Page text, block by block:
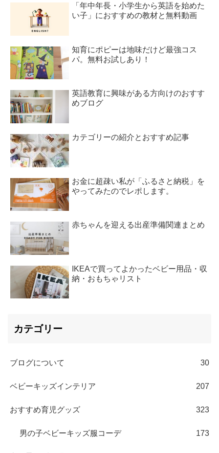
「年中年長・小学生から英語を始めた
い子」におすすめの教材と無料動画
知育にポピーは地味だけど最強コス
パ。無料お試しあり！
英語教育に興味がある方向けのおすす
めブログ
カテゴリーの紹介とおすすめ記事
お金に超疎い私が「ふるさと納税」を
やってみたのでレポします。
赤ちゃんを迎える出産準備関連まとめ
IKEAで買ってよかったベビー用品・収
納・おもちゃリスト
カテゴリー
ブログについて 30
ベビーキッズインテリア 207
おすすめ育児グッズ 323
男の子ベビーキッズ服コーデ 173